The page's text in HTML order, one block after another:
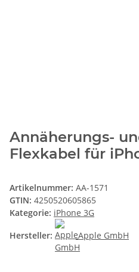
Annäherungs-
Flexkabel für
Artikelnummer: AA-1571
GTIN: 4250520605865
Kategorie: iPhone 3G
Hersteller:
Apple GmbH